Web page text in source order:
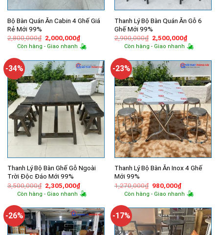
Bộ Bàn Quán Ăn Cabin 4 Ghế Giá
Rẻ Mới 99%
2,800,000₫ Giá
gốc
là:
2,000,000₫Giá
hiện
tại
2,000,000₫.
Còn hàng - Giao nhanh
Thanh Lý Bộ Bàn Quán Ăn Gỗ 6
Ghế Mới 99%
2,900,000₫ Giá
gốc
là:
2,500,000₫Giá
hiện
tại
Còn hàng - Giao nhanh
-34%
Thanh Lý Bộ Bàn Ghế Gỗ Ngoài
Trời Độc Đáo Mới 99%
3,500,000₫ Giá
gốc
là:
2,305,000₫Giá
hiện
tại
2,305,000₫.
Còn hàng - Giao nhanh
-23%
Thanh Lý Bộ Bàn Ăn Inox 4 Ghế
Mới 99%
1,270,000₫ Giá
gốc
là:
980,000₫Giá
hiện
tại
980,000₫.
Còn hàng - Giao nhanh
-26% -17%